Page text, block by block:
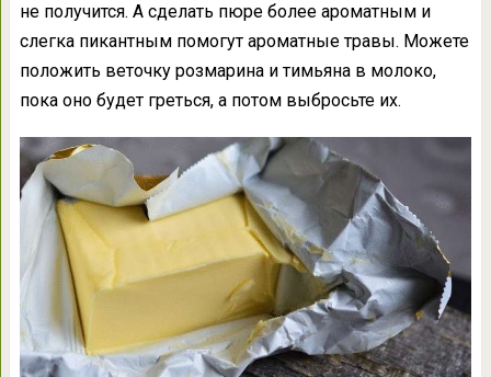
не получится. А сделать пюре более ароматным и
слегка пикантным помогут ароматные травы. Можете
положить веточку розмарина и тимьяна в молоко,
пока оно будет греться, а потом выбросьте их.